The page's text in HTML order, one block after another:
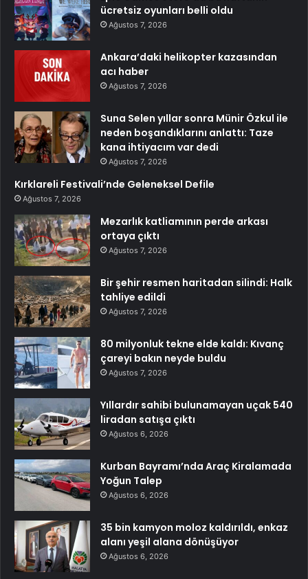
ücretsiz oyunları belli oldu
Ağustos 7, 2026
Ankara’daki helikopter kazasından
acı haber
Ağustos 7, 2026
Suna Selen yıllar sonra Münir Özkul ile
neden boşandıklarını anlattı: Taze
kana ihtiyacım var dedi
Ağustos 7, 2026
Kırklareli Festivali’nde Geleneksel Defile
Ağustos 7, 2026
Mezarlık katliamının perde arkası
ortaya çıktı
Ağustos 7, 2026
Bir şehir resmen haritadan silindi: Halk
tahliye edildi
Ağustos 7, 2026
80 milyonluk tekne elde kaldı: Kıvanç
çareyi bakın neyde buldu
Ağustos 7, 2026
Yıllardır sahibi bulunamayan uçak 540
liradan satışa çıktı
Ağustos 6, 2026
Kurban Bayramı’nda Araç Kiralamada
Yoğun Talep
Ağustos 6, 2026
35 bin kamyon moloz kaldırıldı, enkaz
alanı yeşil alana dönüşüyor
Ağustos 6, 2026